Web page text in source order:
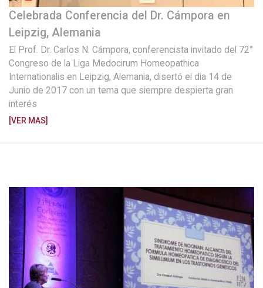
Celebrada Conferencia del Dr. Cámpora en
Leipzig, Alemania
El Prof. Dr. Carlos N. Cámpora, conferencista invitado del 72°
Congreso de la Liga Medocirum Homeopathica
Internationalis en Leipzig, Alemania, disertó el dia 14 de
Junio de 2017 con un tema que siempre despierta gran
interés
[VER MAS]